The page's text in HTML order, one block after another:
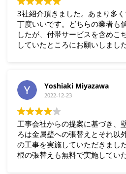
3社紹介頂きました。あまり多
丁度いいです。どちらの業者も
したが、付帯サービスを含めこ
していたところにお願いしまし
Yoshiaki Miyazawa
2022-12-23
工事会社からの提案に基づき、
ろは金属壁への張替えとそれ以
の工事を実施していただきまし
根の張替えも無料で実施してい